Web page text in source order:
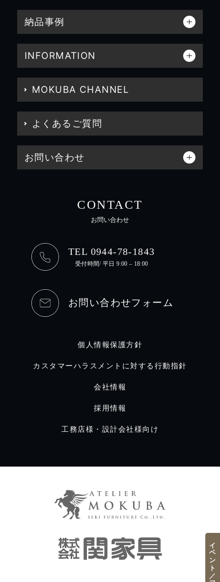
納品事例
INFORMATION
MOKUBA CHANNEL
よくあるご質問
お問い合わせ
CONTACT
お問い合わせ
TEL 0944-78-1843
受付時間/ 平日 9:00 – 18:00
お問い合わせフォーム
個人情報保護方針
カスタマーハラスメントに対する行動指針
会社情報
採用情報
工務店様・設計会社様向け
イベント／フェア